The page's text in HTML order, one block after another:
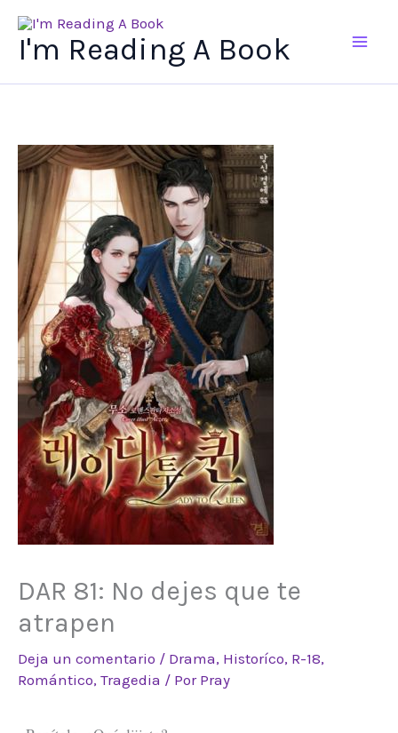
I'm Reading A Book
DAR 81: No dejes que te
atrapen
Deja un comentario / Drama, Historíco, R-18,
Romántico, Tragedia / Por Pray